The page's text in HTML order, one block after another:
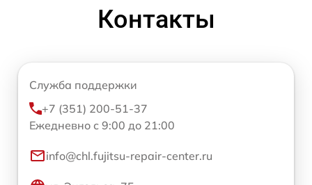
Контакты
Служба поддержки
+7 (351) 200-51-37
Ежедневно с 9:00 до 21:00
info@chl.fujitsu-repair-center.ru